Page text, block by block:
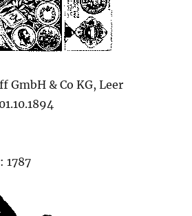
GmbH & Co KG, Leer
1787